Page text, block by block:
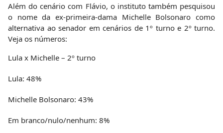
Além do cenário com Flávio, o instituto também pesquisou
o nome da ex-primeira-dama Michelle Bolsonaro como
alternativa ao senador em cenários de 1º turno e 2º turno.
Veja os números:
Lula x Michelle – 2º turno
Lula: 48%
Michelle Bolsonaro: 43%
Em branco/nulo/nenhum: 8%